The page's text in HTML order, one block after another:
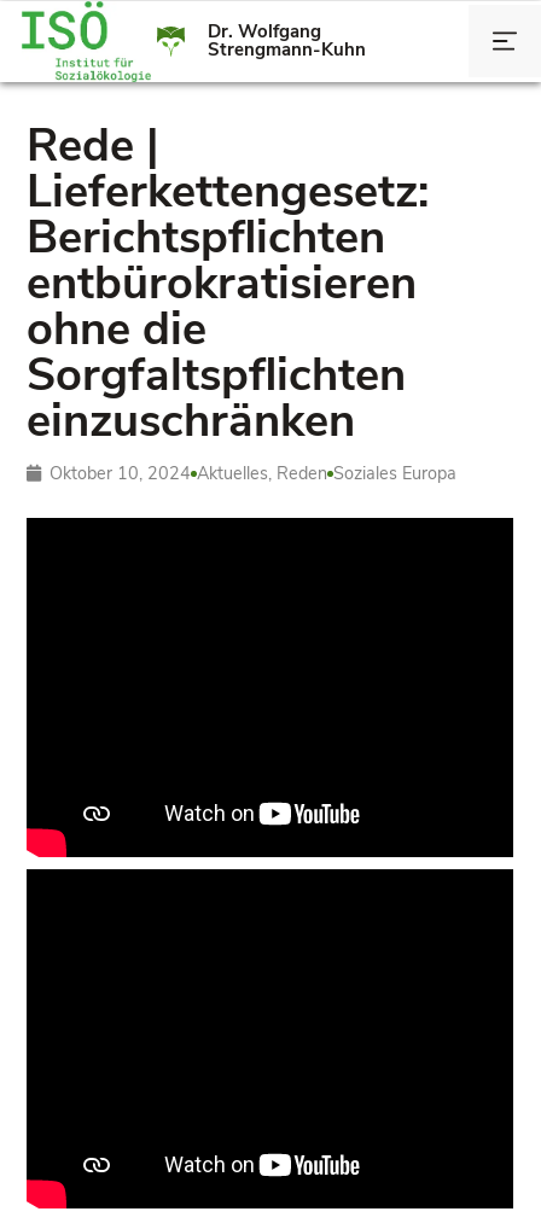
Dr. Wolfgang
Strengmann-Kuhn
Rede |
Lieferkettengesetz:
Berichtspflichten
entbürokratisieren
ohne die
Sorgfaltspflichten
einzuschränken
Oktober 10, 2024 Aktuelles, Reden Soziales Europa